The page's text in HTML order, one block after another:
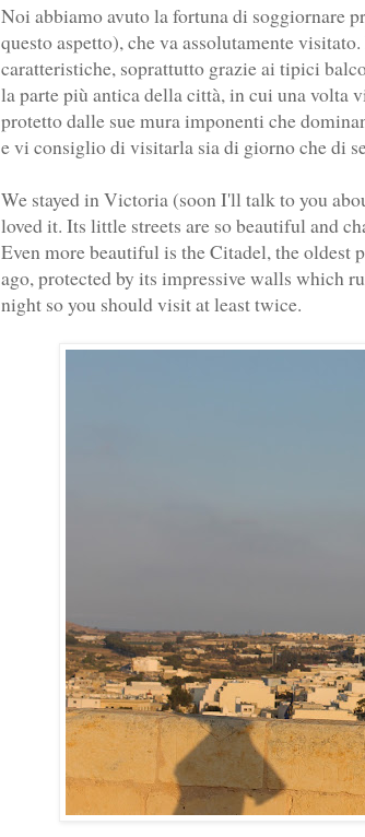
Noi abbiamo avuto la fortuna di soggiornare
questo aspetto), che va assolutamente
caratteristiche, soprattutto grazie ai tipici
la parte più antica della città, in cui una volta
protetto dalle sue mura imponenti che
e vi consiglio di visitarla sia di giorno che di
We stayed in Victoria (soon I'll talk to you
loved it. Its little streets are so beautiful and
Even more beautiful is the Citadel, the
ago, protected by its impressive walls which
night so you should visit at least twice.